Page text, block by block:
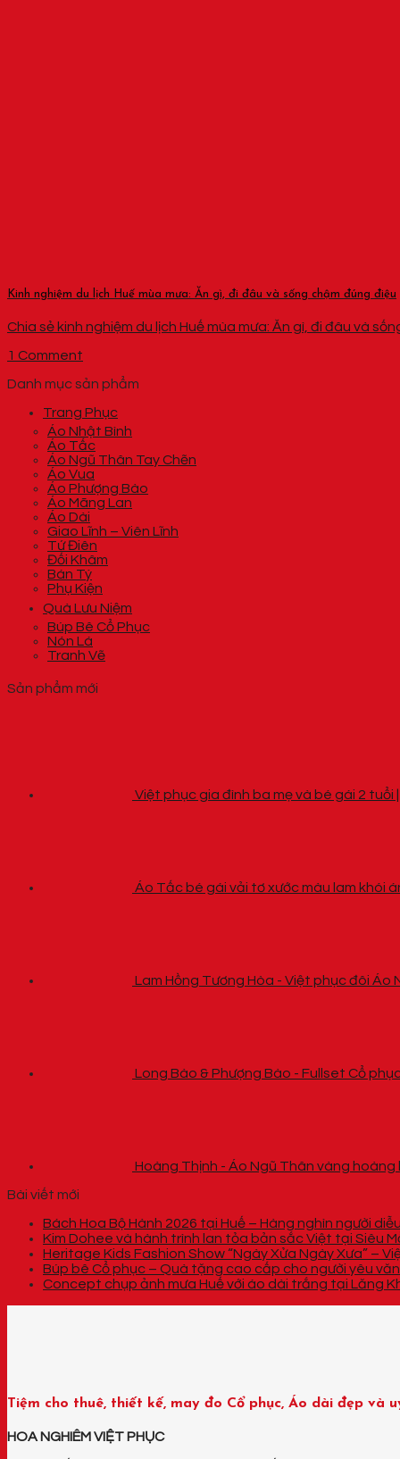
Kinh nghiệm du lịch Huế mùa mưa: Ăn gì, đi đâu và sống chậm đúng điệu
Chia sẻ kinh nghiệm du lịch Huế mùa mưa: Ăn gì, đi đâu và
1 Comment
Danh mục sản phẩm
Trang Phục
Áo Nhật Bình
Áo Tấc
Áo Ngũ Thân Tay Chẽn
Áo Vua
Áo Phượng Bào
Áo Mãng Lan
Áo Dài
Giao Lĩnh – Viên Lĩnh
Tứ Điên
Đối Khâm
Bán Tý
Phụ Kiện
Quà Lưu Niệm
Búp Bê Cổ Phục
Nón Lá
Tranh Vẽ
Sản phẩm mới
Việt phục gia đình ba mẹ và bé gái 2 tuổi
Áo Tấc bé gái vải tơ xước màu lam khói
Lam Hồng Tương Hòa - Việt phục đôi Áo
Long Bào & Phượng Bào - Fullset Cổ
Hoàng Thịnh - Áo Ngũ Thân vàng hoàng
Bài viết mới
Bách Hoa Bộ Hành 2026 tại Huế – Hàng nghìn người
Kim Dohee và hành trình lan tỏa bản sắc Việt tại Siêu
Heritage Kids Fashion Show “Ngày Xửa Ngày Xưa” –
Búp bê Cổ phục – Quà tặng cao cấp cho người yêu
Concept chụp ảnh mưa Huế với áo dài trắng tại Lăng
Tiệm cho thuê, thiết kế, may đo Cổ phục, Áo dài đẹp và
HOA NGHIÊM VIỆT PHỤC